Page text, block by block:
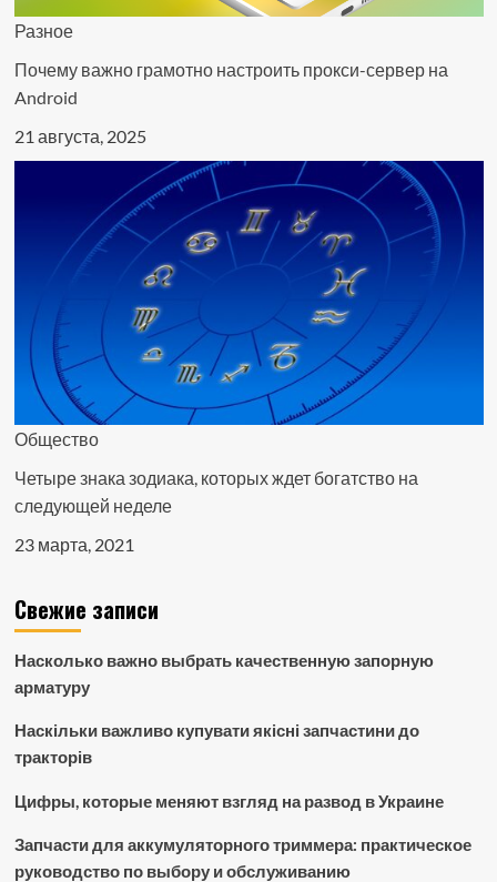
Разное
Почему важно грамотно настроить прокси-сервер на
Android
21 августа, 2025
Общество
Четыре знака зодиака, которых ждет богатство на
следующей неделе
23 марта, 2021
Свежие записи
Насколько важно выбрать качественную запорную
арматуру
Наскільки важливо купувати якісні запчастини до
тракторів
Цифры, которые меняют взгляд на развод в Украине
Запчасти для аккумуляторного триммера: практическое
руководство по выбору и обслуживанию